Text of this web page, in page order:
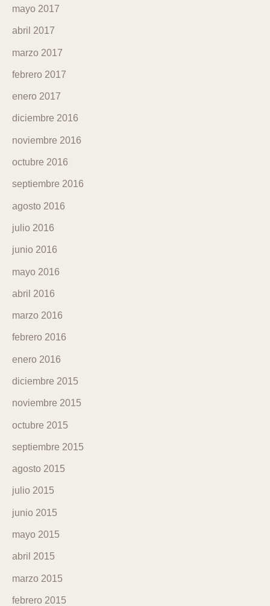
mayo 2017
abril 2017
marzo 2017
febrero 2017
enero 2017
diciembre 2016
noviembre 2016
octubre 2016
septiembre 2016
agosto 2016
julio 2016
junio 2016
mayo 2016
abril 2016
marzo 2016
febrero 2016
enero 2016
diciembre 2015
noviembre 2015
octubre 2015
septiembre 2015
agosto 2015
julio 2015
junio 2015
mayo 2015
abril 2015
marzo 2015
febrero 2015